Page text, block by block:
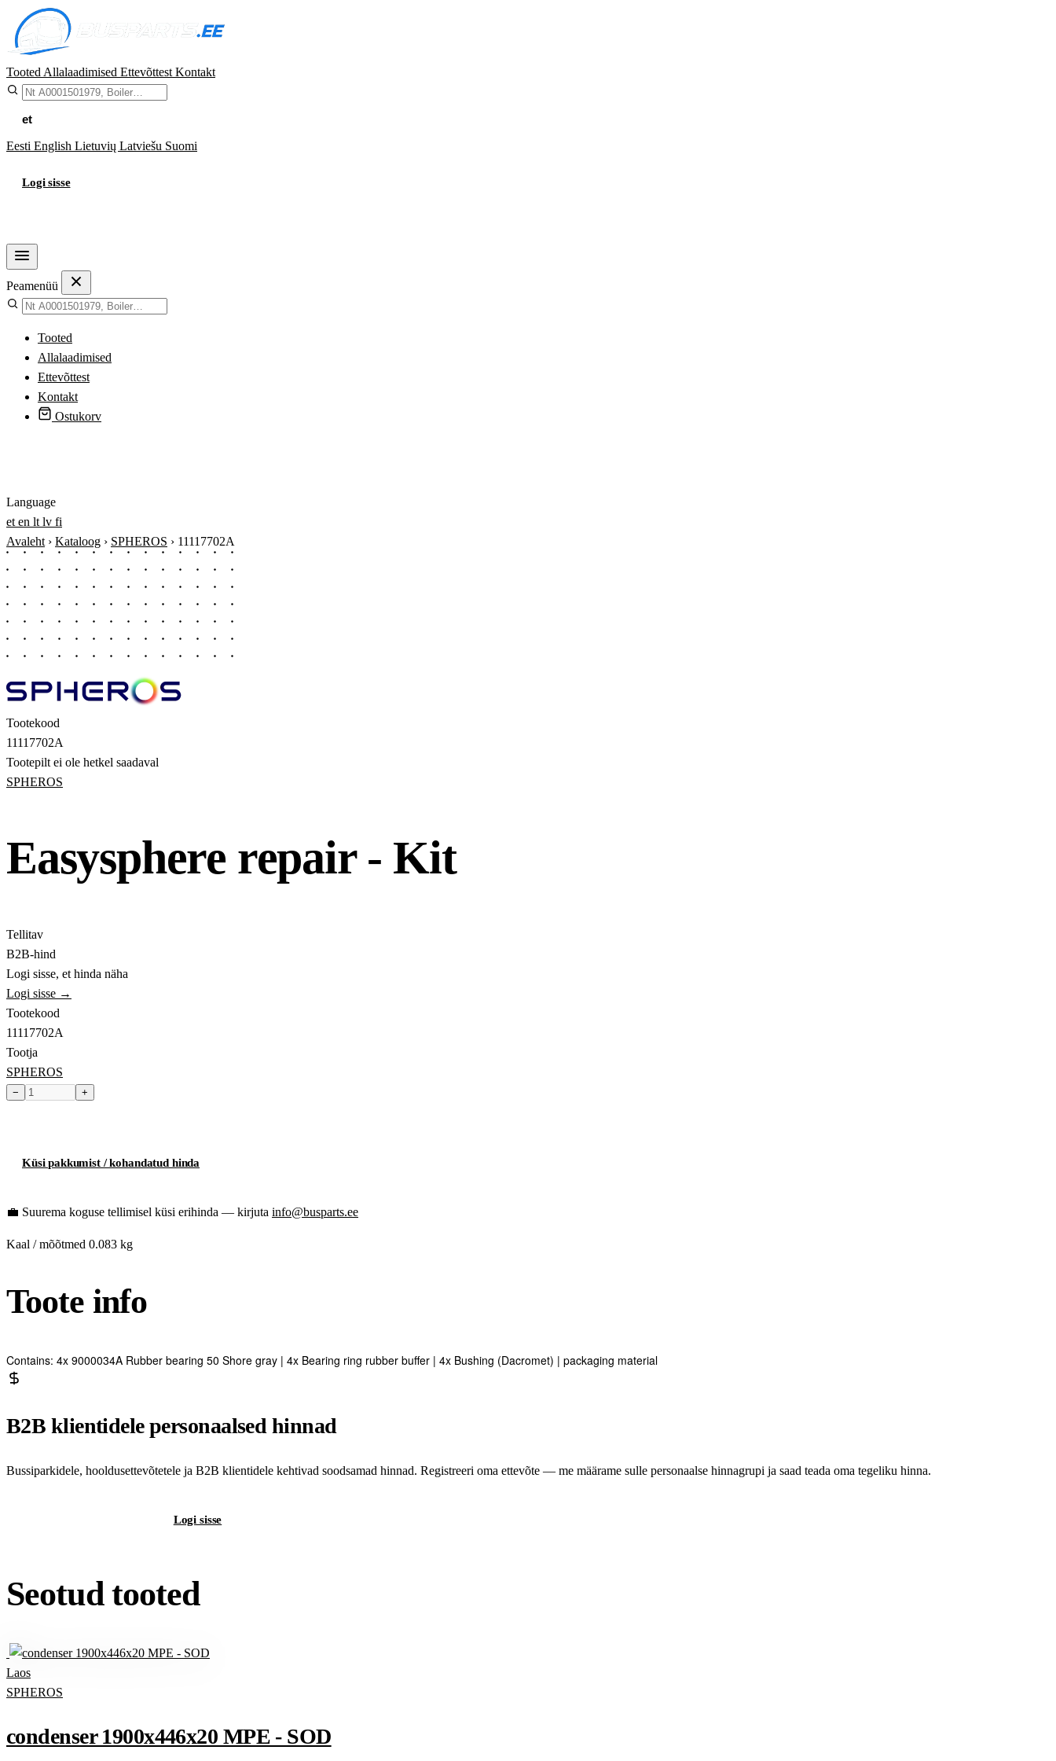
Tooted Allalaadimised Ettevõttest Kontakt
et
Eesti English Lietuvių Latviešu Suomi
Logi sisse
Peamenüü
Tooted
Allalaadimised
Ettevõttest
Kontakt
Ostukorv
Language
et en lt lv fi
Avaleht › Kataloog › SPHEROS › 11117702A
Tootekood
11117702A
Tootepilt ei ole hetkel saadaval
SPHEROS
Easysphere repair - Kit
Tellitav
B2B-hind
Logi sisse, et hinda näha
Logi sisse →
Tootekood
11117702A
Tootja
SPHEROS
− +
Küsi pakkumist / kohandatud hinda
💼 Suurema koguse tellimisel küsi erihinda — kirjuta info@busparts.ee
Kaal / mõõtmed 0.083 kg
Toote info
Contains: 4x 9000034A Rubber bearing 50 Shore gray | 4x Bearing ring rubber buffer | 4x Bushing (Dacromet) | packaging material
B2B klientidele personaalsed hinnad
Bussiparkidele, hooldusettevõtetele ja B2B klientidele kehtivad soodsamad hinnad. Registreeri oma ettevõte — me määrame sulle personaalse hinnagrupi ja saad teada oma tegeliku hinna.
Logi sisse
Seotud tooted
Laos
SPHEROS
condenser 1900x446x20 MPE - SOD